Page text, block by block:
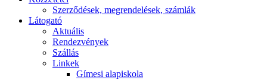
Szerződések, megrendelések, számlák
Látogató
Aktuális
Rendezvények
Szállás
Linkek
Gímesi alapiskola